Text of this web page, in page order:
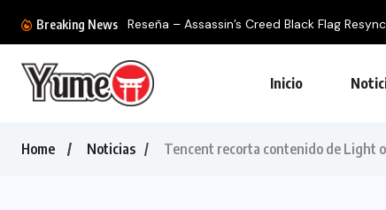
Breaking News Reseña – Assassin’s Creed Black Flag
Inicio
Home Noticias Tencent recorta contenido de Light